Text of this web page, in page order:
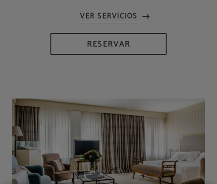
RESERVAR